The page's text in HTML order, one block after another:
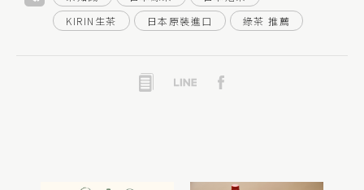
KIRIN生茶
日本原裝進口 綠茶 推薦